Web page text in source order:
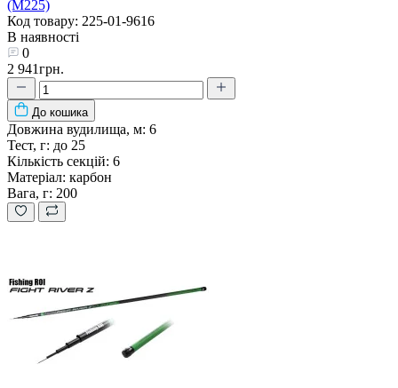
(M225)
Код товару: 225-01-9616
В наявності
0
2 941грн.
До кошика
Довжина вудилища, м: 6
Тест, г: до 25
Кількість секцій: 6
Матеріал: карбон
Вага, г: 200